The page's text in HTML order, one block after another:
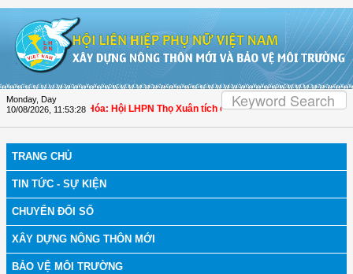
Monday, Day
10/08/2026 11:53:29
bệnh | Thanh Hóa: Hội LHPN Thọ Xuân tích cực góp phần nâng cao tỷ lệ
TRANG CHỦ
TIN TỨC - SỰ KIỆN
CHUYỂN ĐỔI SỐ
XÂY DỰNG NÔNG THÔN MỚI
BẢO VỆ MÔI TRƯỜNG